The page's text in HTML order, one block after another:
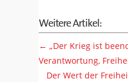
Weitere Artikel:
← „Der Krieg ist
Verantwortung,
Der Wert der